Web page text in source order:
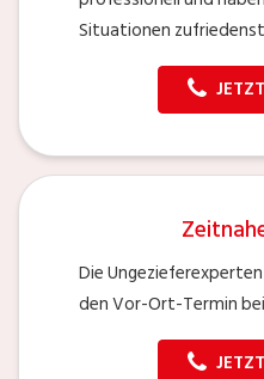
Situationen
Die
den Vor-Ort-Termin